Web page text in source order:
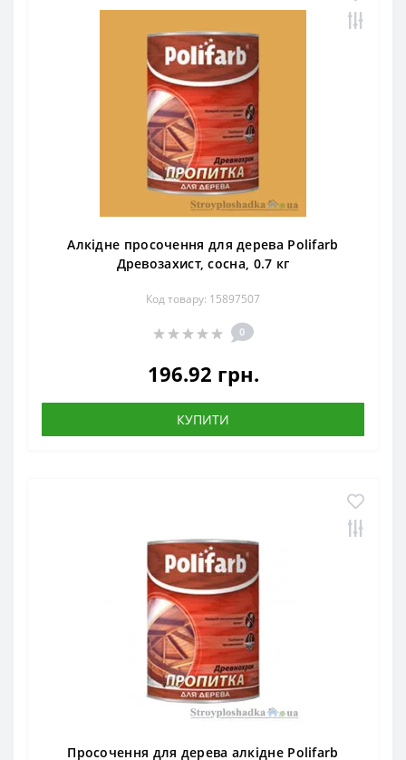
Алкідне просочення для дерева Polifarb
Древозахист, сосна, 0.7 кг
Код товару: 15897507
0
196.92 грн.
КУПИТИ
Просочення для дерева алкідне Polifarb